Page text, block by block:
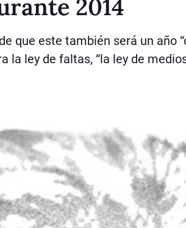
2014
que este también será un año
ley de faltas, “la ley de